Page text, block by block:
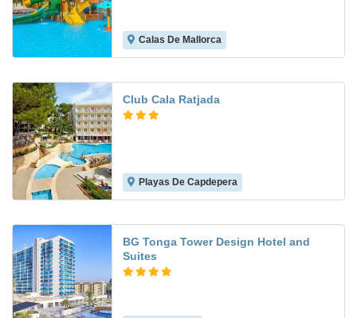
Calas De Mallorca
Club Cala Ratjada
Playas De Capdepera
BG Tonga Tower Design Hotel and
Suites